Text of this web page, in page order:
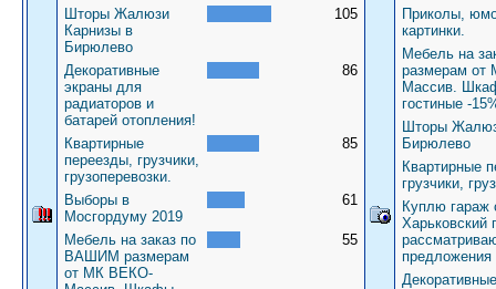
Шторы Жалюзи
Карнизы в
Бирюлево
105
Декоративные
экраны для
радиаторов и
батарей отопления!
86
Квартирные
переезды, грузчики,
грузоперевозки.
85
Выборы в
Мосгордуму 2019
61
Мебель на заказ по
ВАШИМ размерам
от МК ВЕКО-
55
Приколы,
картинки.
Мебель на
размерам
Массив.
гостиные -
Шторы
Бирюлево
Квартирные
грузчики,
Куплю гараж
Харьковский
предложения